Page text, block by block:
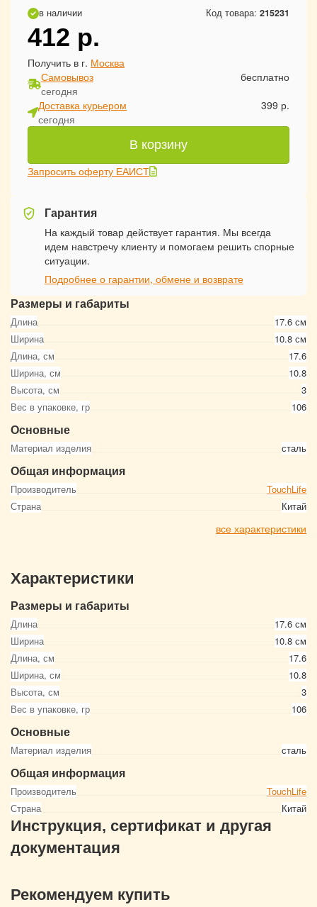
Размеры и габариты
Длина
17.6 см
Ширина
10.8 см
Длина, см
17.6
Ширина, см
10.8
Высота, см
3
Вес в упаковке, гр
106
Основные
Материал изделия сталь
Общая информация
Производитель
TouchLife
Страна
Китай
все характеристики
в наличии Код товара: 215231
412 р.
Получить в г. Москва
Самовывоз
сегодня
бесплатно
Доставка курьером
сегодня
399 р.
В корзину
Запросить оферту ЕАИСТ
Гарантия
На каждый товар действует гарантия. Мы всегда
идем навстречу клиенту и помогаем решить спорные
ситуации.
Подробнее о гарантии, обмене и возврате
Характеристики
Размеры и габариты
Длина
17.6 см
Ширина
10.8 см
Длина, см
17.6
Ширина, см
10.8
Высота, см
3
Вес в упаковке, гр
106
Основные
Материал изделия сталь
Общая информация
Производитель
TouchLife
Страна
Китай
Инструкция, сертификат и другая
документация
Рекомендуем купить